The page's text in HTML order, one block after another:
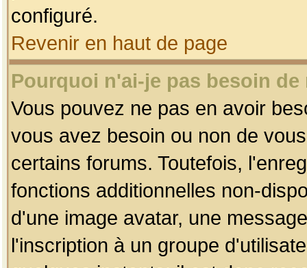
configuré.
Revenir en haut de page
Pourquoi n'ai-je pas besoin
Vous pouvez ne pas en avoir
vous avez besoin ou non de
certains forums. Toutefois,
fonctions additionnelles non-
d'une image avatar, une
l'inscription à un groupe